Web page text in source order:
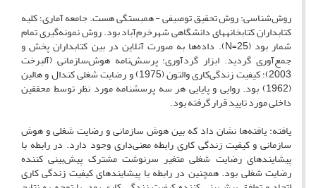
روش‌شناسی: روش تحقیق توصیفی - همبستگی هست. جامعه آماری؛ کلیه
کتابداران کتابخانه‎های دانشگاهی شهرخرم‌آباد بود. روش نمونه‌گیری تمام
شمار بود (N=25). داده‌ها به صورت آنلاین در بین کتابداران پخش و
جمع‌آوری گردید. ابزار گردآوری؛ پرسش‌نامه هوش‌سازمانی (آلبرخت
2003)؛ کیفیت زندگی‌کاری والتون (1975) و رضایت شغلی کندال و هالین
(1962) بود. روایی و پایایی هر سه پرسشنامه مورد نظر توسط محققین
داخلی مورد تایید قرار گرفته بود.
یافته: یافته‌ها نشان داد که بین هوش سازمانی و رضایت شغلی و هوش
سازمانی و کیفیت زندگی کاری رابطه معنی‌داری وجود دارد. در رابطه با
پیشایندهای رضایت شغلی متغیر سرنوشت مشترک پیش‌بینی کننده
رضایت شغلی بود. همچنین در رابطه با پیشایندهای کیفیت زندگی کاری